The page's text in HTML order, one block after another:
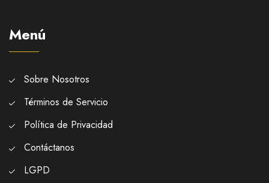
Menú
Sobre Nosotros
Términos de Servicio
Política de Privacidad
Contáctanos
LGPD